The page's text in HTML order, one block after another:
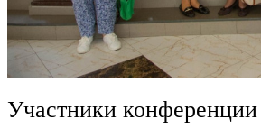
Участники конференции